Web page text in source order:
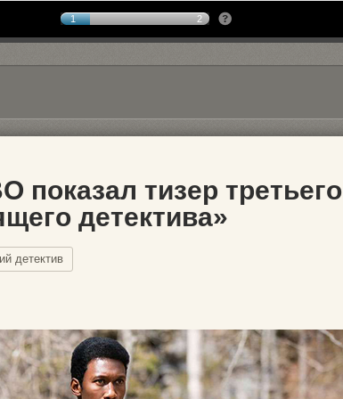
1 2
показал тизер третьего
детектива»
детектив